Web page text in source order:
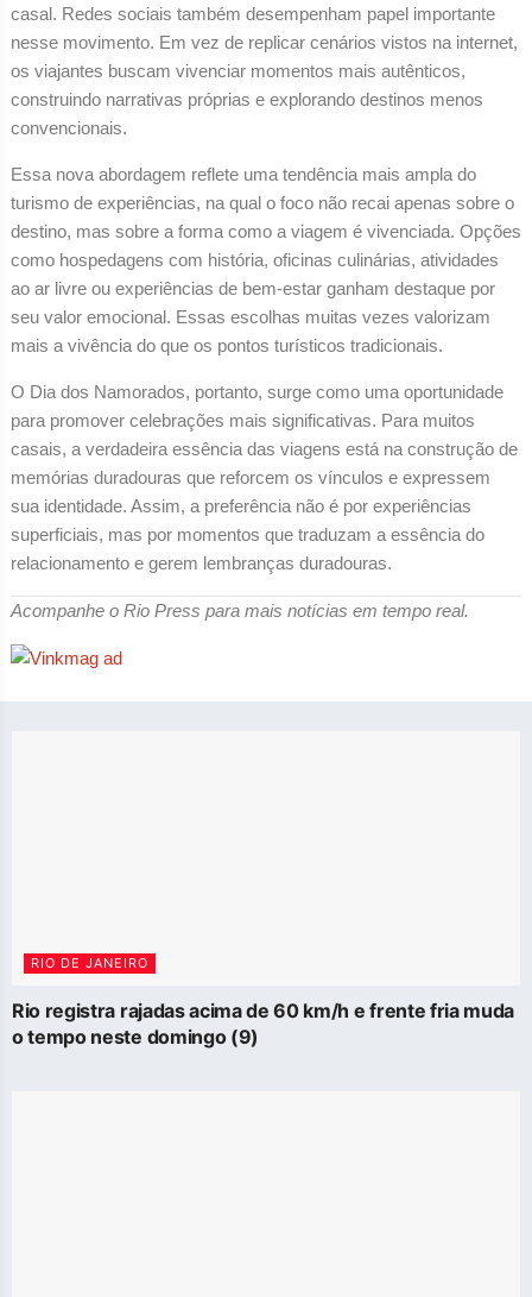
casal. Redes sociais também desempenham papel importante
nesse movimento. Em vez de replicar cenários vistos na internet,
os viajantes buscam vivenciar momentos mais autênticos,
construindo narrativas próprias e explorando destinos menos
convencionais.
Essa nova abordagem reflete uma tendência mais ampla do
turismo de experiências, na qual o foco não recai apenas sobre o
destino, mas sobre a forma como a viagem é vivenciada. Opções
como hospedagens com história, oficinas culinárias, atividades
ao ar livre ou experiências de bem-estar ganham destaque por
seu valor emocional. Essas escolhas muitas vezes valorizam
mais a vivência do que os pontos turísticos tradicionais.
O Dia dos Namorados, portanto, surge como uma oportunidade
para promover celebrações mais significativas. Para muitos
casais, a verdadeira essência das viagens está na construção de
memórias duradouras que reforcem os vínculos e expressem
sua identidade. Assim, a preferência não é por experiências
superficiais, mas por momentos que traduzam a essência do
relacionamento e gerem lembranças duradouras.
Acompanhe o Rio Press para mais notícias em tempo real.
RIO DE JANEIRO
Rio registra rajadas acima de 60 km/h e frente fria muda
o tempo neste domingo (9)